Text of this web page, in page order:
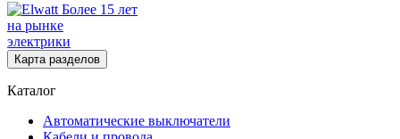
Более 15 лет
на рынке
электрики
Карта разделов
Каталог
Автоматические выключатели